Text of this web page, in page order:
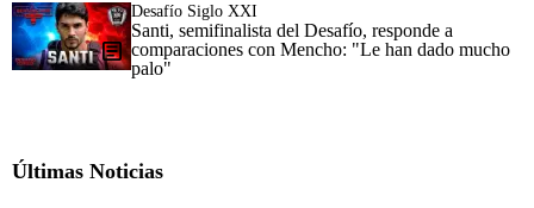
Desafío Siglo XXI
Santi, semifinalista del Desafío, responde a
comparaciones con Mencho: "Le han dado mucho
palo"
Últimas Noticias